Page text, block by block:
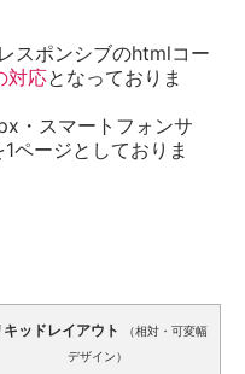
スポンシブのhtmlコー
対応となっておりま
・スマートフォンサ
ページとしておりま
キッドレイアウト
（相対・可変幅
デザイン）